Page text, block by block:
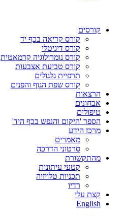
קורסים
קורס קריאה בכף יד
קורס דיגיטלי
קורס נומרולוגיה קרמאטית
קורס טביעת אצבעות
תרפיית גלגולים
קורס שפת הגוף והפנים
הרצאות
אבחונים
טיפולים
הספר 'היקום והנפש בכף היד'
מרכז הידע
מאמרים
סרטוני הדרכה
מהתקשורת
קטעי עיתונות
תכניות טלויזיה
רדיו
קצת עלי
English